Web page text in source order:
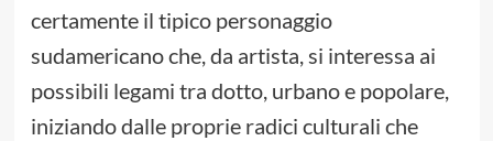
certamente il tipico personaggio
sudamericano che, da artista, si interessa ai
possibili legami tra dotto, urbano e popolare,
iniziando dalle proprie radici culturali che